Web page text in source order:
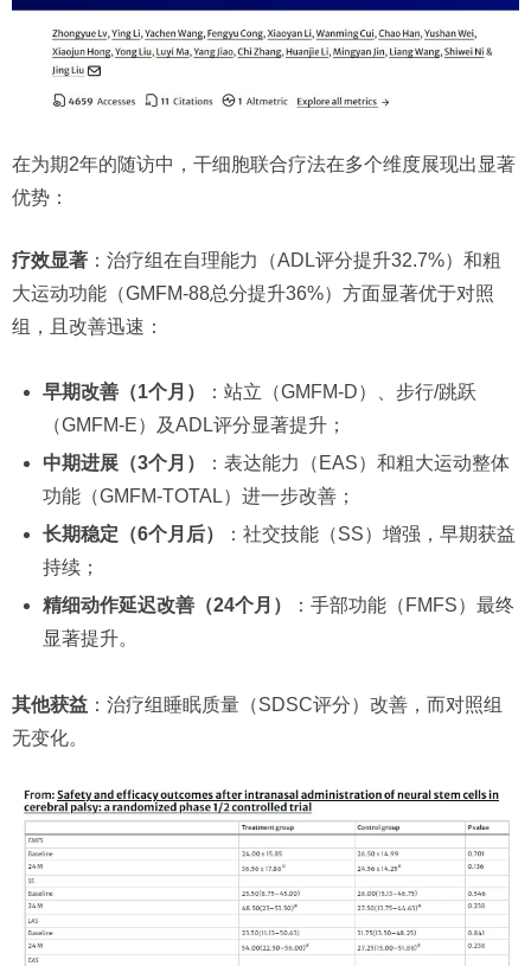
在为期2年的随访中，干细胞联合疗法在多个维度展现出显著
优势：
疗效显著 ：治疗组在自理能力（ADL评分提升32.7%）和粗
大运动功能（GMFM-88总分提升36%）方面显著优于对照
组，且改善迅速：
早期改善（1个月）
：站立（GMFM-D）、步行/跳跃
（GMFM-E）及ADL评分显著提升；
中期进展（3个月）
：表达能力（EAS）和粗大运动整体
功能（GMFM-TOTAL）进一步改善；
长期稳定（6个月后）
：社交技能（SS）增强，早期获益
持续；
精细动作延迟改善（24个月）
：手部功能（FMFS）最终
显著提升。
其他获益 ：治疗组睡眠质量（SDSC评分）改善，而对照组
无变化。